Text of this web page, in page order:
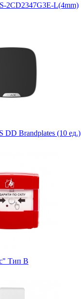
2CD2347G3E-L(4mm)
DD Brandplates (10 ед.)
Тип В